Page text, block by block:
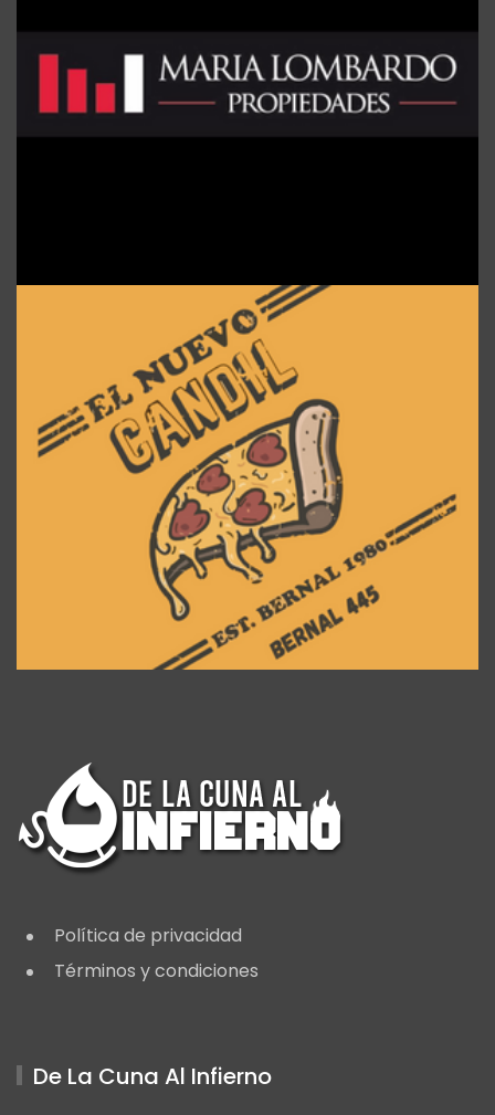
Política de privacidad
Términos y condiciones
De La Cuna Al Infierno